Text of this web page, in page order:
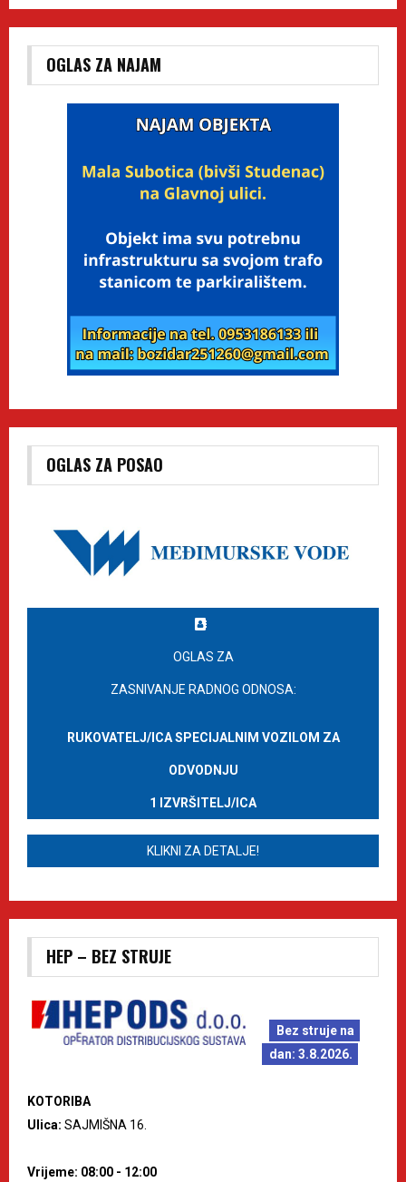
OGLAS ZA NAJAM
OGLAS ZA POSAO
OGLAS ZA
ZASNIVANJE RADNOG ODNOSA:
RUKOVATELJ/ICA SPECIJALNIM VOZILOM ZA
ODVODNJU
1 IZVRŠITELJ/ICA
KLIKNI ZA DETALJE!
HEP – BEZ STRUJE
Bez struje na
dan: 3.8.2026.
KOTORIBA
Ulica: SAJMIŠNA 16.
Vrijeme: 08:00 - 12:00